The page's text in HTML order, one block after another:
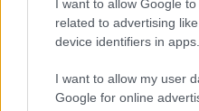
I want to allow Google
related to advertising
device identifiers in apps.
I want to allow my user
Google for online
AJÁNLJUK MÉG